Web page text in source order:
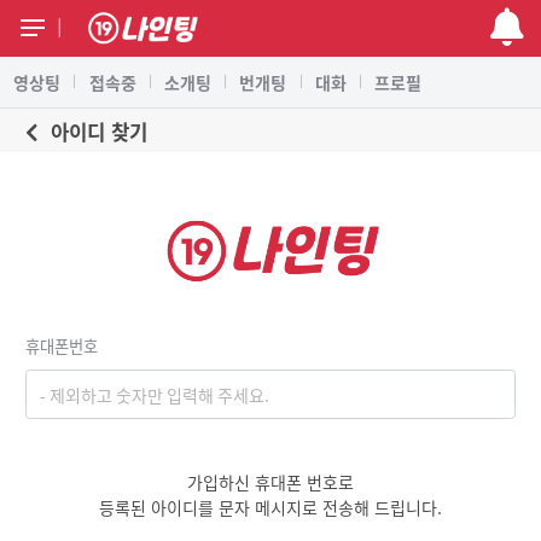
영상팅 접속중 소개팅 번개팅 대화 프로필
아이디 찾기
휴대폰번호
가입하신 휴대폰 번호로
등록된 아이디를 문자 메시지로 전송해 드립니다.